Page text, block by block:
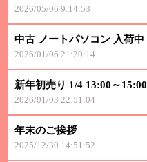
2026/05/06 9:14:53
中古 ノートパソコン 入荷中
2026/01/06 21:20:14
新年初売り 1/4 13:00～15:00
2026/01/03 22:51:04
年末のご挨拶
2025/12/30 14:51:52